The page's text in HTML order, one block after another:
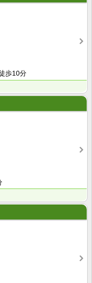
歩10分